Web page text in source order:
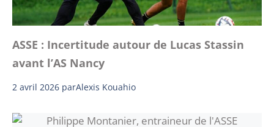
ASSE : Incertitude autour de Lucas Stassin
avant l’AS Nancy
2 avril 2026 parAlexis Kouahio